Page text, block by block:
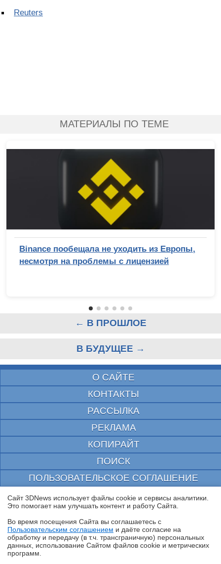
Reuters
МАТЕРИАЛЫ ПО ТЕМЕ
Binance пообещала не уходить из Европы,
несмотря на проблемы с лицензией
← В ПРОШЛОЕ
В БУДУЩЕЕ →
О САЙТЕ
КОНТАКТЫ
РАССЫЛКА
РЕКЛАМА
КОПИРАЙТ
ПОИСК
ПОЛЬЗОВАТЕЛЬСКОЕ СОГЛАШЕНИЕ
ЗАЩИЩЕНО CURATOR
© 1997—2026 Электронное периодическое издание "3ДНьюс" | Свидетельство о
выдано Федеральной Службой по надзору за соблюдением законодательства в сфере
массовых коммуникаций и охране культурного наследия
При цитировании документа ссылка на сайт с указанием автора обязательна. Полное
заимствование документа является нарушением
российского и международного законодательства и возможно только с согласия
Сайт 3DNews использует файлы cookie и сервисы аналитики.
Это помогает нам улучшать контент и работу Cайта.
Во время посещения Cайта вы соглашаетесь с
Пользовательским соглашением и даёте согласие на
обработку и передачу (в т.ч. трансграничную) персональных
данных, использование Cайтом файлов cookie и метрических
программ.